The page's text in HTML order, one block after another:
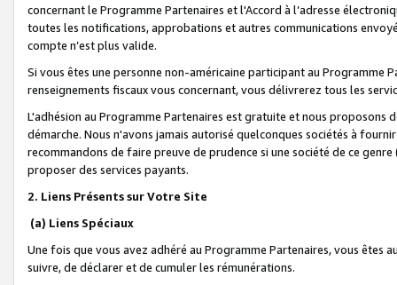
concernant le Programme Partenaires et l'Accord à l’adresse
toutes les notifications, approbations et autres communications
compte n’est plus valide.
Si vous êtes une personne non-américaine participant au
renseignements fiscaux vous concernant, vous délivrerez tous les
L'adhésion au Programme Partenaires est gratuite et nous proposons
démarche. Nous n'avons jamais autorisé quelconques sociétés à
recommandons de faire preuve de prudence si une société de ce
proposer des services payants.
2. Liens Présents sur Votre Site
(a) Liens Spéciaux
Une fois que vous avez adhéré au Programme Partenaires, vous êtes
suivre, de déclarer et de cumuler les rémunérations.